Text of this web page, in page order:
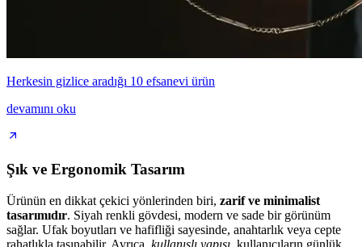
Herkesin gizlice aradığı 10 efsanevi ürün
devamını oku
Şık ve Ergonomik Tasarım
Ürünün en dikkat çekici yönlerinden biri, zarif ve minimalist
tasarımıdır. Siyah renkli gövdesi, modern ve sade bir görünüm
sağlar. Ufak boyutları ve hafifliği sayesinde, anahtarlık veya cepte
rahatlıkla taşınabilir. Ayrıca, kullanışlı yapısı , kullanıcıların günlük